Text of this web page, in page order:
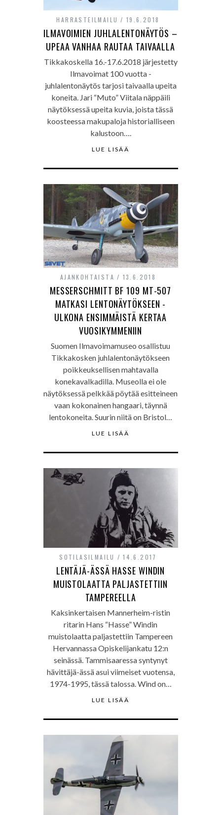
HARRASTEILMAILU 19.6.2018
ILMAVOIMIEN JUHLALENTONÄYTÖS –
UPEAA VANHAA RAUTAA TAIVAALLA
Tikkakoskella 16.-17.6.2018 järjestetty
Ilmavoimat 100 vuotta -
juhlalentonäytös tarjosi taivaalla upeita
koneita. Jari “Muto” Viitala näppäili
näytöksessä upeita kuvia, joista tässä
koosteessa makupaloja historialliseen
kalustoon….
LUE LISÄÄ
AJANKOHTAISTA 13.6.2018
MESSERSCHMITT BF 109 MT-507
MATKASI LENTONÄYTÖKSEEN -
ULKONA ENSIMMÄISTÄ KERTAA
VUOSIKYMMENIIN
Suomen Ilmavoimamuseo osallistuu
Tikkakosken juhlalentonäytökseen
poikkeuksellisen mahtavalla
konekavalkadilla. Museolla ei ole
näytöksessä pelkkää pöytää esitteineen
vaan kokonainen hangaari, täynnä
lentokoneita. Suurin niitä on Bristol…
LUE LISÄÄ
SOTILASILMAILU 14.6.2017
LENTÄJÄ-ÄSSÄ HASSE WINDIN
MUISTOLAATTA PALJASTETTIIN
TAMPEREELLA
Kaksinkertaisen Mannerheim-ristin
ritarin Hans “Hasse” Windin
muistolaatta paljastettiin Tampereen
Hervannassa Opiskelijankatu 12:n
seinässä. Tammisaaressa syntynyt
hävittäjä-ässä asui viimeiset vuotensa,
1974-1995, tässä talossa. Wind on…
LUE LISÄÄ